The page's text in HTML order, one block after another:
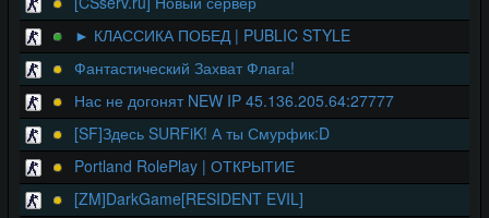
►︎ КЛАССИКА ПОБЕД | PUBLIC STYLE
Фантастический Захват Флага!
Нас не догонят NEW IP 45.136.205.64:27777
[SF]Здесь SURFiK! А ты Смурфик:D
Portland RolePlay | ОТКРЫТИЕ
[ZM]DarkGame[RESIDENT EVIL]